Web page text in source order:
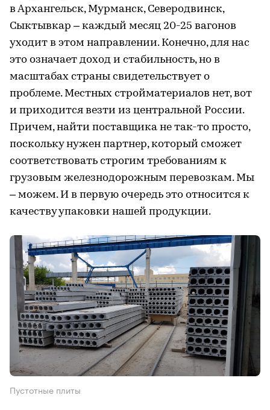
в Архангельск, Мурманск, Северодвинск,
Сыктывкар – каждый месяц 20-25 вагонов
уходит в этом направлении. Конечно, для нас
это означает доход и стабильность, но в
масштабах страны свидетельствует о
проблеме. Местных стройматериалов нет, вот
и приходится везти из центральной России.
Причем, найти поставщика не так-то просто,
поскольку нужен партнер, который сможет
соответствовать строгим требованиям к
грузовым железнодорожным перевозкам. Мы
– можем. И в первую очередь это относится к
качеству упаковки нашей продукции.
Пустотные плиты